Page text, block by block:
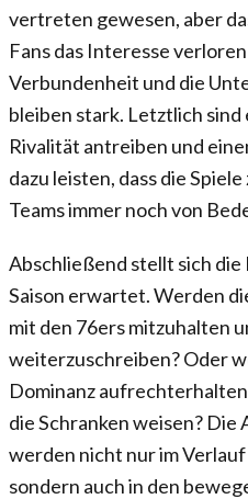
vertreten gewesen, aber
Fans das Interesse
Verbundenheit und die
bleiben stark. Letztlich sind
Rivalität antreiben und
dazu leisten, dass die
Teams immer noch von
Abschließend stellt sich die
Saison erwartet. Werden
mit den 76ers mitzuhalten
weiterzuschreiben? Oder
Dominanz
die Schranken weisen?
werden nicht nur im
sondern auch in den